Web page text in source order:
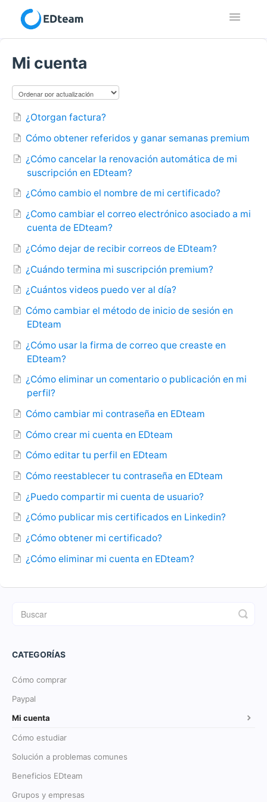
Toggle
Contacto
Mi cuenta
¿Otorgan factura?
Cómo obtener referidos y ganar semanas premium
¿Cómo cancelar la renovación automática de mi
suscripción en EDteam?
¿Cómo cambio el nombre de mi certificado?
¿Como cambiar el correo electrónico asociado a mi
cuenta de EDteam?
¿Cómo dejar de recibir correos de EDteam?
¿Cuándo termina mi suscripción premium?
¿Cuántos videos puedo ver al día?
Cómo cambiar el método de inicio de sesión en
EDteam
¿Cómo usar la firma de correo que creaste en
EDteam?
¿Cómo eliminar un comentario o publicación en mi
perfil?
Cómo cambiar mi contraseña en EDteam
Cómo crear mi cuenta en EDteam
Cómo editar tu perfil en EDteam
Cómo reestablecer tu contraseña en EDteam
¿Puedo compartir mi cuenta de usuario?
¿Cómo publicar mis certificados en Linkedin?
¿Cómo obtener mi certificado?
¿Cómo eliminar mi cuenta en EDteam?
CATEGORÍAS
Cómo comprar
Paypal
Mi cuenta
Cómo estudiar
Solución a problemas comunes
Beneficios EDteam
Grupos y empresas